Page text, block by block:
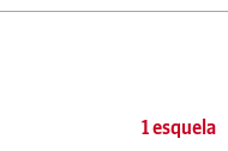
1 esquela